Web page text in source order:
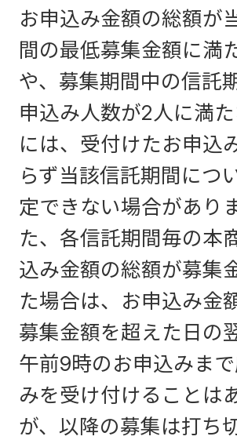
お申込み金額の総額が
間の最低募集金額に満
や、募集期間中の信託
申込み人数が2人に満
には、受付けたお申込
らず当該信託期間につ
定できない場合があり
た、各信託期間毎の本
込み金額の総額が募集
た場合は、お申込み金
募集金額を超えた日の
午前9時のお申込みま
みを受け付けることは
が、以降の募集は打ち